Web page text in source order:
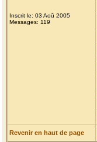
Inscrit le: 03 Aoû 2005
Messages: 119
Revenir en haut de page